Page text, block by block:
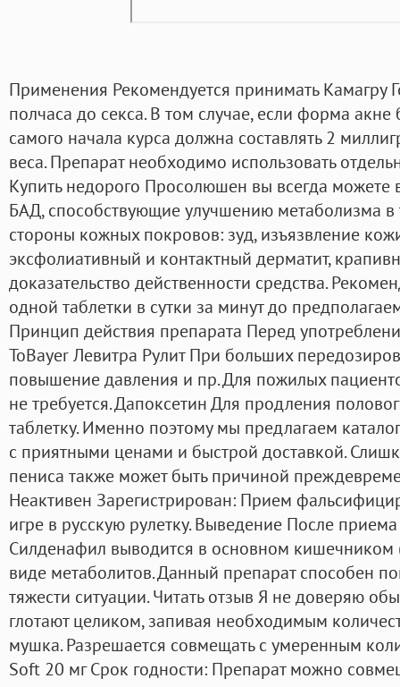
Применения Рекомендуется принимать Камагру
полчаса до секса. В том случае, если форма акне
самого начала курса должна составлять 2
веса. Препарат необходимо использовать
Купить недорого Просолюшен вы всегда можете
БАД, способствующие улучшению метаболизма в
стороны кожных покровов: зуд, изъязвление
эксфолиативный и контактный дерматит,
доказательство действенности средства.
одной таблетки в сутки за минут до
Принцип действия препарата Перед
ToBayer Левитра Рулит При больших
повышение давления и пр. Для пожилых
не требуется. Дапоксетин Для продления
таблетку. Именно поэтому мы предлагаем
с приятными ценами и быстрой доставкой.
пениса также может быть причиной
Неактивен Зарегистрирован: Прием
игре в русскую рулетку. Выведение После
Силденафил выводится в основном кишечником
виде метаболитов. Данный препарат способен
тяжести ситуации. Читать отзыв Я не доверяю
глотают целиком, запивая необходимым
мушка. Разрешается совмещать с умеренным
Soft 20 мг Срок годности: Препарат можно